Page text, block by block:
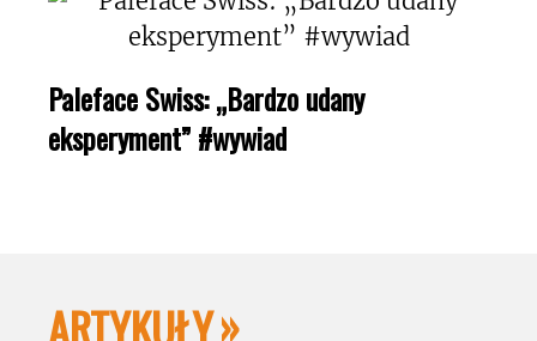
Paleface Swiss: „Bardzo udany
eksperyment” #wywiad
ARTYKUŁY